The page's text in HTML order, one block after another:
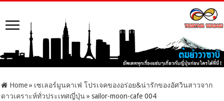
Home » เซเลอร์มูนคาเฟ่ โปรเจคของอร่อย&น่ารักของอัศวินสาวจาก
ดาวเคราะห์ทั่วประเทศญี่ปุ่น » sailor-moon-cafe 004